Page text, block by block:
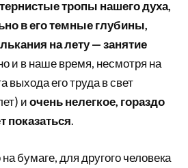
тропы нашего духа,
в его темные глубины,
на лету — занятие
и в наше время, несмотря на
выхода его труда в свет
иочень нелегкое, гораздо
показаться.
бумаге, для другого человека